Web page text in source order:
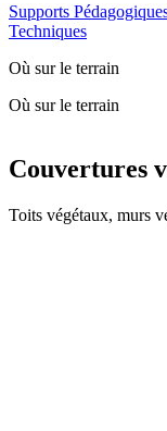
Supports
Techniques
Où sur le terrain
Où sur le terrain
Couvertures
Toits végétaux, murs